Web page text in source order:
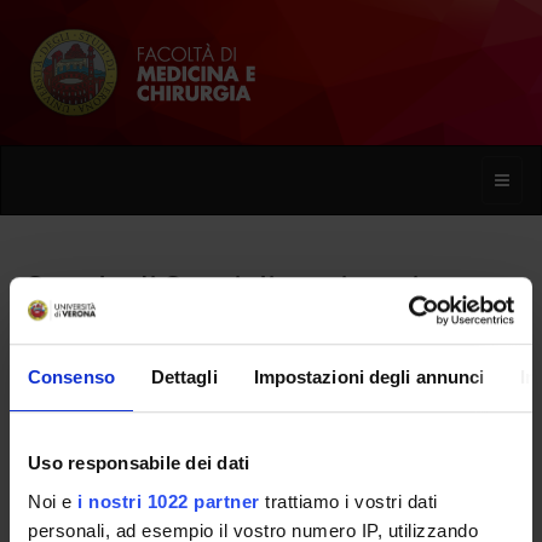
Consenso Dettagli Impostazioni degli annunci
Uso responsabile dei dati
Noi e i nostri 1022 partner trattiamo i vostri dati
personali, ad esempio il vostro numero IP, utilizzando
Toggle
Scuola di Specializzazione in
Psichiatria (D.I. 68/2015)
Home
Presentazione
Come iscriversi e Requisiti di ammissione